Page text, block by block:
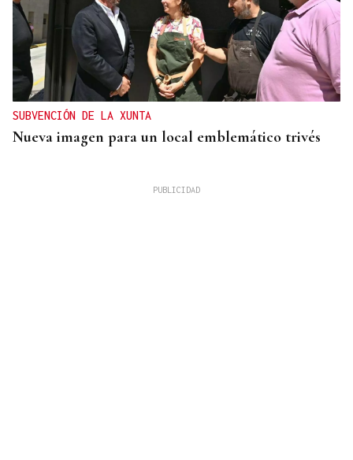
SUBVENCIÓN DE LA XUNTA
Nueva imagen para un local emblemático trivés